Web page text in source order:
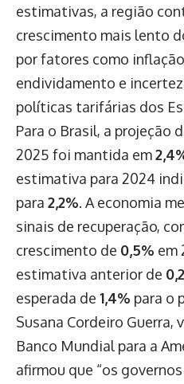
estimativas, a região
crescimento mais lento
por fatores como
endividamento e
políticas tarifárias dos
Para o Brasil, a projeção
2025 foi mantida em
estimativa para 2024
para 2,2%. A economia
sinais de recuperação,
crescimento de 0,5% em
estimativa anterior de
esperada de 1,4% para o
Susana Cordeiro Guerra,
Banco Mundial para a
afirmou que “os